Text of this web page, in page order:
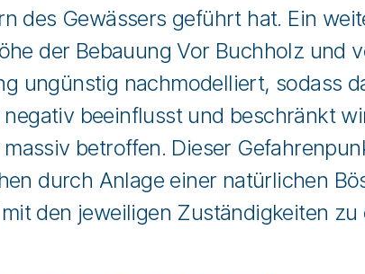
des Gewässers geführt hat. Ein
der Bebauung Vor Buchholz und
ungünstig nachmodelliert, sodass
beeinflusst und beschränkt
betroffen. Dieser
durch Anlage einer natürlichen
den jeweiligen Zuständigkeiten zu